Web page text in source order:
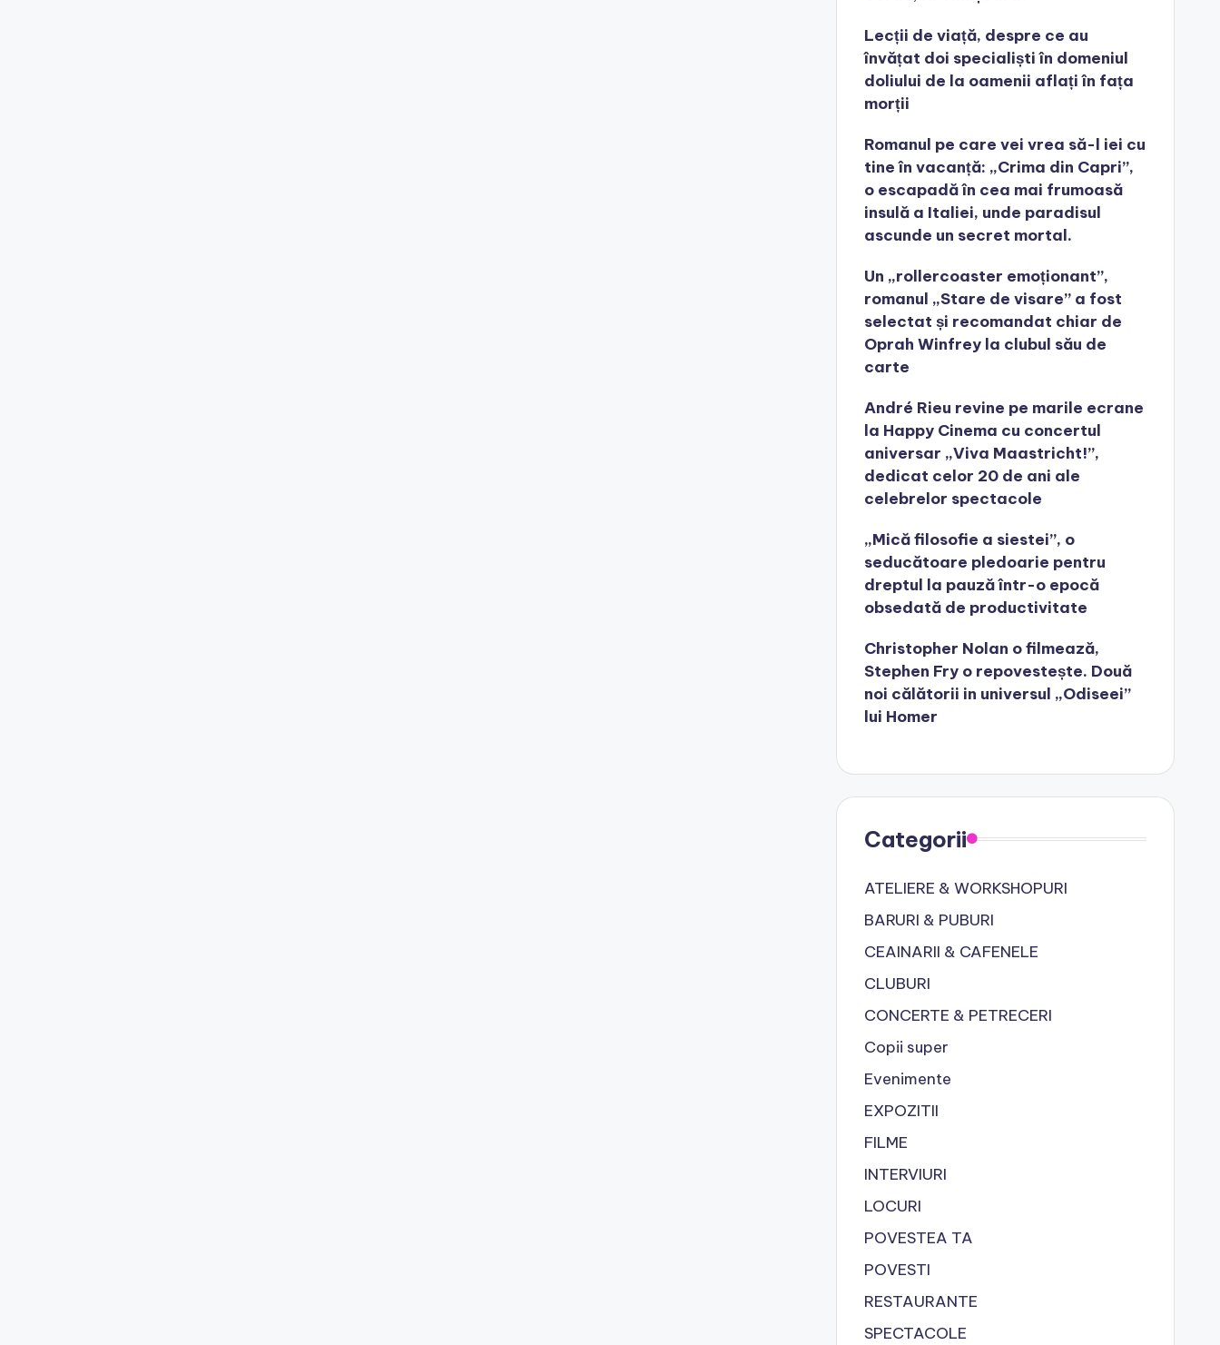
Lecții de viață, despre ce au
învățat doi specialiști în domeniul
doliului de la oamenii aflați în fața
morții
Romanul pe care vei vrea să-l iei cu
tine în vacanță: „Crima din Capri”,
o escapadă în cea mai frumoasă
insulă a Italiei, unde paradisul
ascunde un secret mortal.
Un „rollercoaster emoționant”,
romanul „Stare de visare” a fost
selectat și recomandat chiar de
Oprah Winfrey la clubul său de
carte
André Rieu revine pe marile ecrane
la Happy Cinema cu concertul
aniversar „Viva Maastricht!”,
dedicat celor 20 de ani ale
celebrelor spectacole
„Mică filosofie a siestei”, o
seducătoare pledoarie pentru
dreptul la pauză într-o epocă
obsedată de productivitate
Christopher Nolan o filmează,
Stephen Fry o repovestește. Două
noi călătorii in universul „Odiseei”
lui Homer
Categorii
ATELIERE & WORKSHOPURI
BARURI & PUBURI
CEAINARII & CAFENELE
CLUBURI
CONCERTE & PETRECERI
Copii super
Evenimente
EXPOZITII
FILME
INTERVIURI
LOCURI
POVESTEA TA
POVESTI
RESTAURANTE
SPECTACOLE